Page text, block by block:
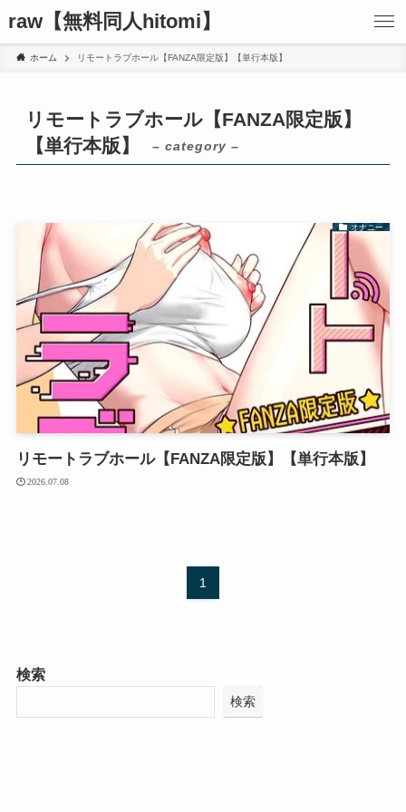
raw【無料同人hitomi】
ホーム リモートラブホール【FANZA限定版】【単行本版】
リモートラブホール【FANZA限定版】
【単行本版】
– category –
オナニー
リモートラブホール【FANZA限定版】【単行本版】
2026.07.08
1
検索
検索